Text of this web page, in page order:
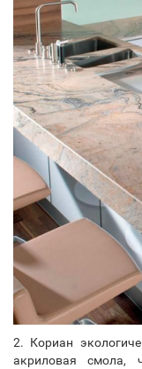
2. Кориан
акриловая смола,